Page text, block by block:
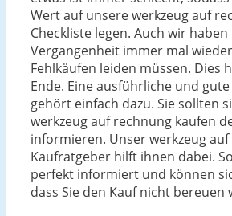
Wert auf unsere werkzeug auf
Checkliste legen. Auch wir
Vergangenheit immer mal
Fehlkäufen leiden müssen. Dies
Ende. Eine ausführliche und
gehört einfach dazu. Sie sollten
werkzeug auf rechnung kaufen
informieren. Unser werkzeug
Kaufratgeber hilft ihnen dabei.
perfekt informiert und können
dass Sie den Kauf nicht bereuen